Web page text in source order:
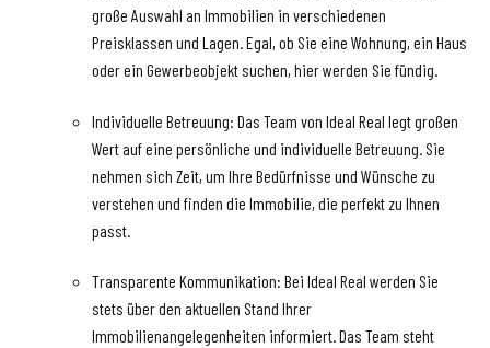
große Auswahl an Immobilien in verschiedenen
Preisklassen und Lagen. Egal, ob Sie eine Wohnung, ein Haus
oder ein Gewerbeobjekt suchen, hier werden Sie fündig.
Individuelle Betreuung: Das Team von Ideal Real legt großen
Wert auf eine persönliche und individuelle Betreuung. Sie
nehmen sich Zeit, um Ihre Bedürfnisse und Wünsche zu
verstehen und finden die Immobilie, die perfekt zu Ihnen
passt.
Transparente Kommunikation: Bei Ideal Real werden Sie
stets über den aktuellen Stand Ihrer
Immobilienangelegenheiten informiert. Das Team steht